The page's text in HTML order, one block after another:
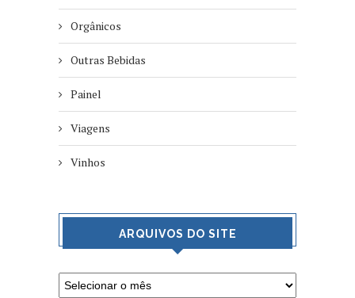
Orgânicos
Outras Bebidas
Painel
Viagens
Vinhos
ARQUIVOS DO SITE